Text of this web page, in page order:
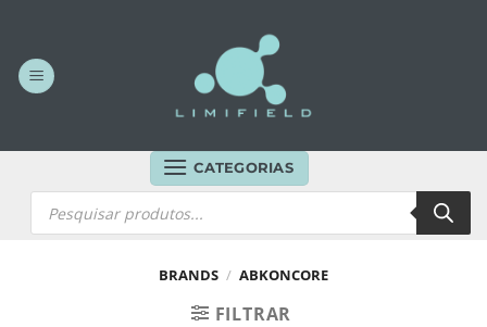
content
CATEGORIAS
Products
search
BRANDS / ABKONCORE
FILTRAR